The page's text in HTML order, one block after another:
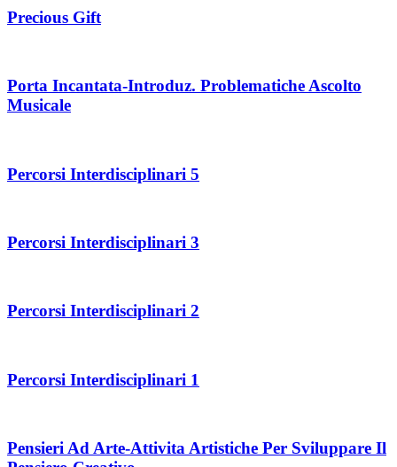
Precious Gift
Porta Incantata-Introduz. Problematiche Ascolto
Musicale
Percorsi Interdisciplinari 5
Percorsi Interdisciplinari 3
Percorsi Interdisciplinari 2
Percorsi Interdisciplinari 1
Pensieri Ad Arte-Attivita Artistiche Per Sviluppare Il